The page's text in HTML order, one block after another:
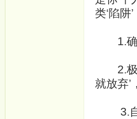
类‘陷
1.确
2.极
就放弃’
3.自